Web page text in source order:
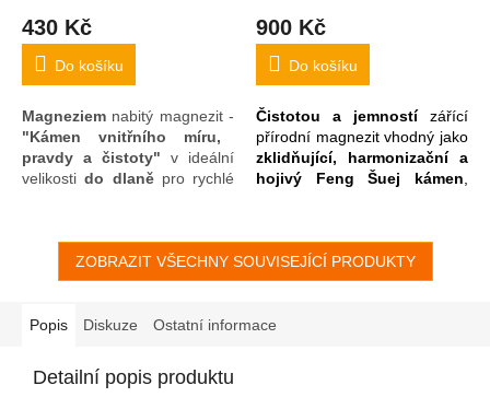
3,7 x 3,3 cm
430 Kč
Do košíku
Magneziem nabitý magnezit -
"Kámen vnitřního míru,
pravdy a čistoty" v ideální
velikosti do dlaně pro rychlé
masáže dlaní(např. po
práci na PC),plosek nohou
(akupresura),obličeje(jeho
těla (jakoenergetický zdroj
harmonizaci
/případně
partnerskou masáž/). Široce
potřeby stojánku
harmonie a klidu. 14,3 x
900 Kč
Do košíku
Čistotou a jemnostízářící
přírodní magnezit vhodný jako
zklidňující, harmonizační a
hojivý Feng Šuej kámen,
nepřehlédnutelný
bílýdekorativní kámen s
jemným estetickým
značnému obsahu
ZOBRAZIT VŠECHNY SOUVISEJÍCÍ PRODUKTY
Popis Diskuze Ostatní informace
Detailní popis produktu